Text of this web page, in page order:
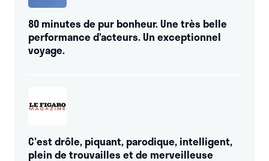
80 minutes de pur bonheur. Une très belle
performance d’acteurs. Un exceptionnel
voyage.
C'est drôle, piquant, parodique, intelligent,
plein de trouvailles et de merveilleuse